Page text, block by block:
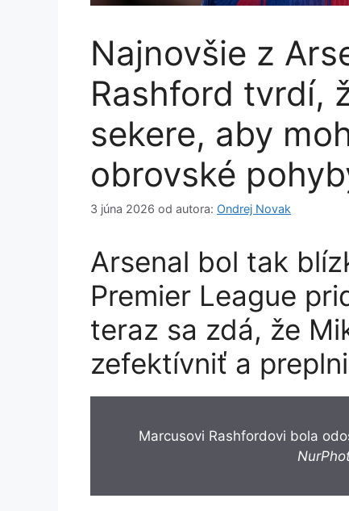
Najnovšie z
Rashford tvrdí,
sekere, aby
obrovské
3 júna 2026 od autora: Ondrej Novak
Arsenal bol tak
Premier League
teraz sa zdá, že
zefektívniť a
Marcusovi Rashfordovi bola